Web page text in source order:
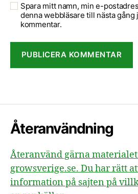
Spara mitt namn, min e-
denna webbläsare till nästa gång
kommentar.
Återanvändning
Återanvänd gärna
growsverige.se. Du har rätt
information på sajten på